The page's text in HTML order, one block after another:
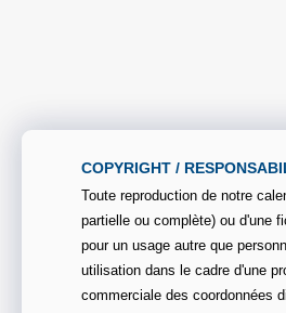
COPYRIGHT /
Toute reproduction de notre
partielle ou complète) ou d'une
pour un usage autre que
utilisation dans le cadre d'une
commerciale des coordonnées